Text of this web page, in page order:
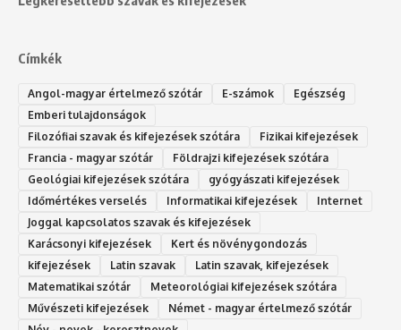
Címkék
Angol-magyar értelmező szótár E-számok
Egészség
Emberi tulajdonságok
Filozófiai szavak és kifejezések szótára
Fizikai kifejezések
Francia - magyar szótár
Földrajzi kifejezések szótára
Geológiai kifejezések szótára
gyógyászati kifejezések
Időmértékes verselés
Informatikai kifejezések
Internet
Joggal kapcsolatos szavak és kifejezések
Karácsonyi kifejezések
Kert és növénygondozás
kifejezések
Latin szavak
Latin szavak, kifejezések
Matematikai szótár
Meteorológiai kifejezések szótára
Művészeti kifejezések
Német - magyar értelmező szótár